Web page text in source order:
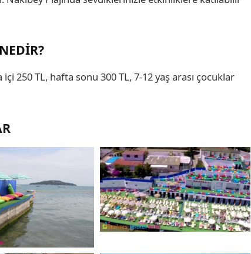
250 TL, hafta sonu 300 TL, 7-12 yaş arası çocuklar